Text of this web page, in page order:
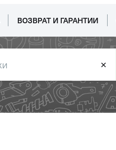
ВОЗВРАТ И ГАРАНТИИ
✕